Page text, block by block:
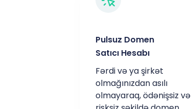
Pulsuz Domen
Satıcı Hesabı
Fərdi və ya şirkət
olmağınızdan asılı
olmayaraq, ödənişsiz və